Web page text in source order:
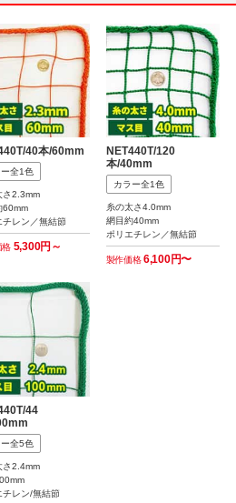
40本/60mm
全1色
さ2.3mm
60mm
チレン／無結節
格 5,300円～
NET440T/120
本/40mm
カラー全1色
糸の太さ4.0mm
網目約40mm
ポリエチレン／無結節
製作価格6,100円〜
44
全5色
さ2.4mm
チレン/無結節